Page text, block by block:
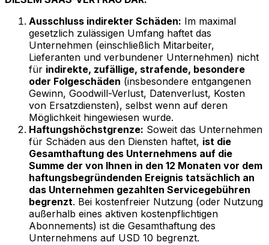
Ausschluss indirekter Schäden: Im maximal
gesetzlich zulässigen Umfang haftet das
Unternehmen (einschließlich Mitarbeiter,
Lieferanten und verbundener Unternehmen) nicht
für indirekte, zufällige, strafende, besondere
oder Folgeschäden (insbesondere entgangenen
Gewinn, Goodwill-Verlust, Datenverlust, Kosten
von Ersatzdiensten), selbst wenn auf deren
Möglichkeit hingewiesen wurde.
Haftungshöchstgrenze: Soweit das Unternehmen
für Schäden aus den Diensten haftet, ist die
Gesamthaftung des Unternehmens auf die
Summe der von Ihnen in den 12 Monaten vor dem
haftungsbegründenden Ereignis tatsächlich an
das Unternehmen gezahlten Servicegebühren
begrenzt. Bei kostenfreier Nutzung (oder Nutzung
außerhalb eines aktiven kostenpflichtigen
Abonnements) ist die Gesamthaftung des
Unternehmens auf USD 10 begrenzt.